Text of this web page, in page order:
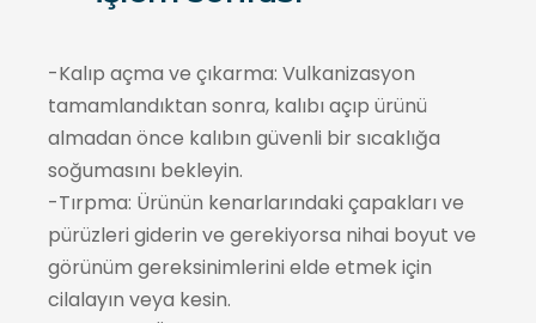
-Kalıp açma ve çıkarma: Vulkanizasyon
tamamlandıktan sonra, kalıbı açıp ürünü
almadan önce kalıbın güvenli bir sıcaklığa
soğumasını bekleyin.
-Tırpma: Ürünün kenarlarındaki çapakları ve
pürüzleri giderin ve gerekiyorsa nihai boyut ve
görünüm gereksinimlerini elde etmek için
cilalayın veya kesin.